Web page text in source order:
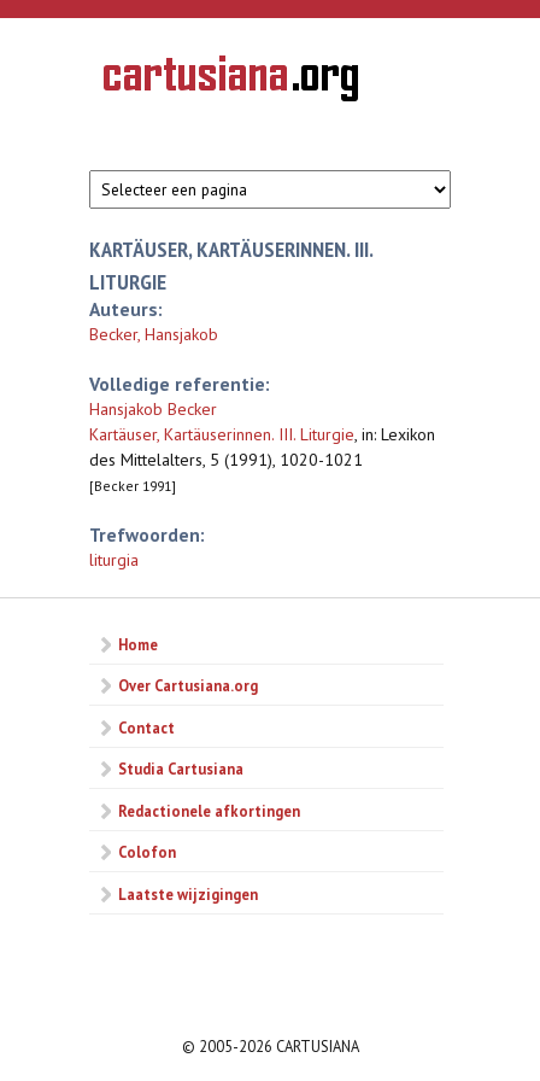
Overslaan en naar de inhoud gaan
CARTUSIANA
Geschiedenis
van de
KARTÄUSER, KARTÄUSERINNEN. III.
LITURGIE
Auteurs:
Becker, Hansjakob
Volledige referentie:
Hansjakob Becker
Kartäuser, Kartäuserinnen. III. Liturgie, in: Lexikon
des Mittelalters, 5 (1991), 1020-1021
[Becker 1991]
Trefwoorden:
liturgia
Home
Over Cartusiana.org
Contact
Studia Cartusiana
Redactionele afkortingen
Colofon
Laatste wijzigingen
© 2005-2026 CARTUSIANA